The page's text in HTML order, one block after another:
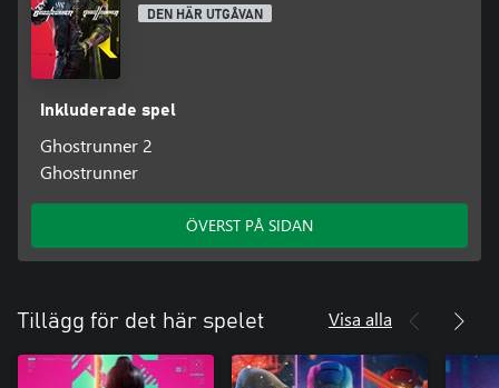
DEN HÄR UTGÅVAN
Inkluderade spel
Ghostrunner 2
Ghostrunner
ÖVERST PÅ SIDAN
Tillägg för det här spelet Visa alla